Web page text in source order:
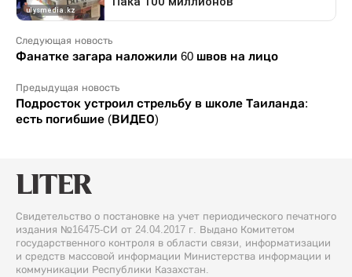
Следующая новость
Фанатке загара наложили 60 швов на лицо
Предыдущая новость
Подросток устроил стрельбу в школе Таиланда:
есть погибшие (ВИДЕО)
Свидетельство о постановке на учет периодического печатного
издания №16475-СИ от 24.04.2017 г. Выдано Комитетом
государственного контроля в области связи, информатизации
и средств массовой информации Министерства информации и
коммуникации Республики Казахстан.